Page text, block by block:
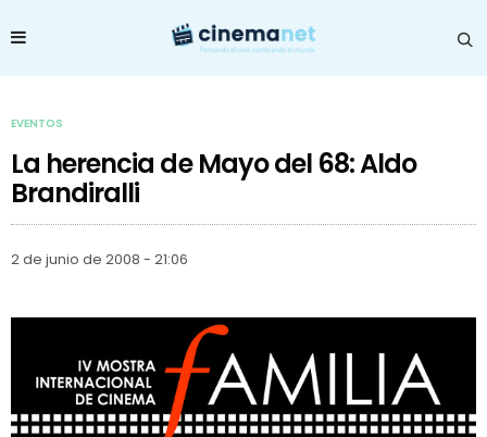
EVENTOS
La herencia de Mayo del 68: Aldo
Brandiralli
2 de junio de 2008 - 21:06